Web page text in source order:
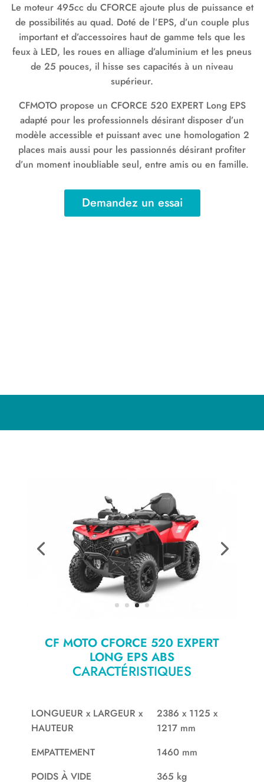
Le moteur 495cc du CFORCE ajoute plus de puissance et
de possibilités au quad. Doté de l’EPS, d’un couple plus
important et d’accessoires haut de gamme tels que les
feux à LED, les roues en alliage d’aluminium et les pneus
de 25 pouces, il hisse ses capacités à un niveau
supérieur.
CFMOTO propose un CFORCE 520 EXPERT Long EPS
adapté pour les professionnels désirant disposer d’un
modèle accessible et puissant avec une homologation 2
places mais aussi pour les passionnés désirant profiter
d’un moment inoubliable seul, entre amis ou en famille.
Demandez un essai
CF MOTO CFORCE 520 EXPERT
LONG EPS ABS
CARACTÉRISTIQUES
LONGUEUR x LARGEUR x
HAUTEUR
2386 x 1125 x
1217 mm
EMPATTEMENT
1460 mm
POIDS À VIDE
365 kg